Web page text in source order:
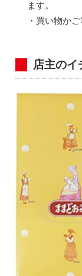
ます。
・買い物か
店主のイ